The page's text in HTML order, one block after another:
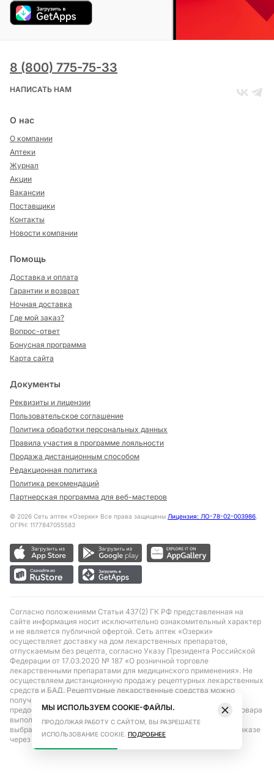
8 (800) 775-75-33
НАПИСАТЬ НАМ
О нас
О компании
Аптеки
Журнал
Акции
Вакансии
Поставщики
Контакты
Новости компании
Помощь
Доставка и оплата
Гарантии и возврат
Ночная доставка
Где мой заказ?
Вопрос-ответ
Бонусная программа
Карта сайта
Документы
Реквизиты и лицензии
Пользовательское соглашение
Политика обработки персональных данных
Правила участия в программе лояльности
Продажа дистанционным способом
Редакционная политика
Политика рекомендаций
Партнерская программа для веб-мастеров
© 2026 Сеть аптек «Озерки» Все права защищены Лицензия: ЛО-78-02-003986,
ОГРН: 1177847055583
Согласно положениями Статьи 437(2) ГК РФ представленная на
сайте информация носит исключительно ознакомительный характер
и не является публичной офертой. Сеть аптек «Озерки»
осуществляет доставку на дом лекарственных препаратов,
отпускаемым без рецепта, согласно Указу Президента Российской
Федерации от 17.03.2020 № 187 «О розничной торговле
лекарственными препаратами для медицинского применения». Не
осуществляем дистанционную продажу рецептурных лекарственных
средств и БАД. Рецептурные лекарственные средства можно
получить только при помощи самовывоза в аптеке при
предоставлении рецепта, выписанного врачом. Бронирование товара
выполняется при условиях последующего выкупа заказа в
выбранном аптечном пункте. Цена действительна только при заказе
через сайт.
МЫ ИСПОЛЬЗУЕМ COOKIE-ФАЙЛЫ.
ПРОДОЛЖАЯ РАБОТУ С САЙТОМ, ВЫ РАЗРЕШАЕТЕ
ИСПОЛЬЗОВАНИЕ COOKIE. ПОДРОБНЕЕ